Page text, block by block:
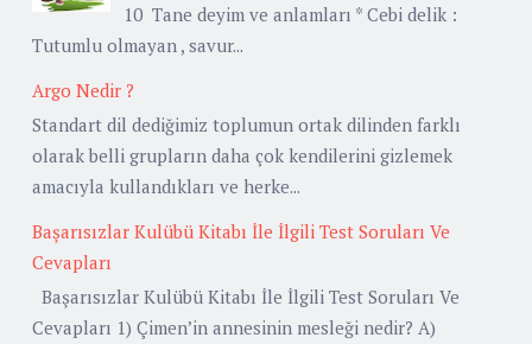
10 Tane deyim ve anlamları * Cebi delik :
Tutumlu olmayan , savur...
Argo Nedir ?
Standart dil dediğimiz toplumun ortak dilinden farklı
olarak belli grupların daha çok kendilerini gizlemek
amacıyla kullandıkları ve herke...
Başarısızlar Kulübü Kitabı İle İlgili Test Soruları Ve
Cevapları
Başarısızlar Kulübü Kitabı İle İlgili Test Soruları Ve
Cevapları 1) Çimen’in annesinin mesleği nedir? A)